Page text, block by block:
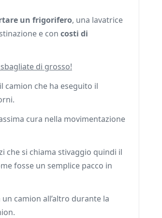
un frigorifero, una lavatrice
e con costi di
di grosso!
camion che ha eseguito il
cura nella movimentazione
che si chiama stivaggio quindi il
fosse un semplice pacco in
camion all’altro durante la